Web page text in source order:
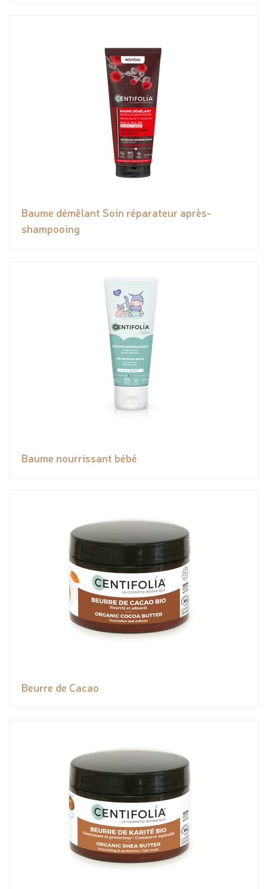
Baume démêlant Soin réparateur après-
shampooing
Baume nourrissant bébé
Beurre de Cacao